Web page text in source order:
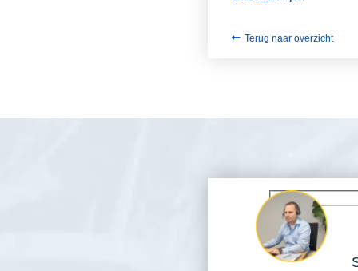
Terug naar overzicht